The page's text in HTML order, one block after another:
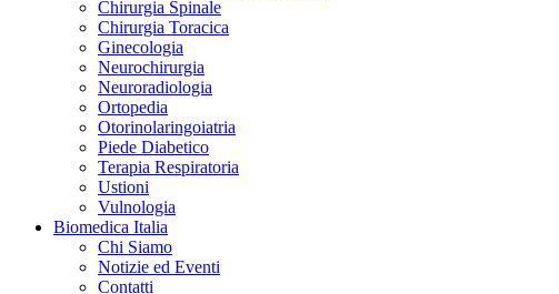
Chirurgia Spinale
Chirurgia Toracica
Ginecologia
Neurochirurgia
Neuroradiologia
Ortopedia
Otorinolaringoiatria
Piede Diabetico
Terapia Respiratoria
Ustioni
Vulnologia
Biomedica Italia
Chi Siamo
Notizie ed Eventi
Contatti